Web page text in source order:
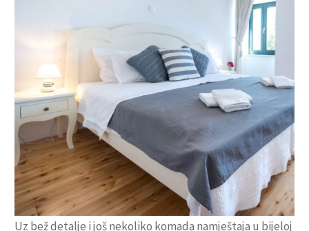
Uz bež detalje i još nekoliko komada namještaja u bijeloj